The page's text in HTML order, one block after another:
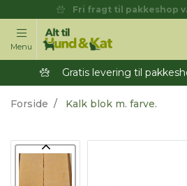
Fri fragt til pakkeshop
Menu
Gratis levering til
Forside Kalk blok m. farve.